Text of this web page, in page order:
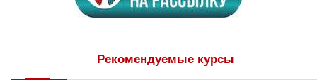
Рекомендуемые курсы